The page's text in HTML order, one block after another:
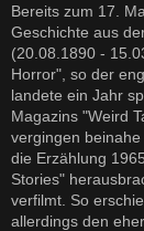
Bereits zum 17.
Geschichte aus
(20.08.1890 -
Horror", so der
landete ein Jahr
Magazins "Weird
vergingen
die Erzählung
Stories"
verfilmt. So
allerdings den